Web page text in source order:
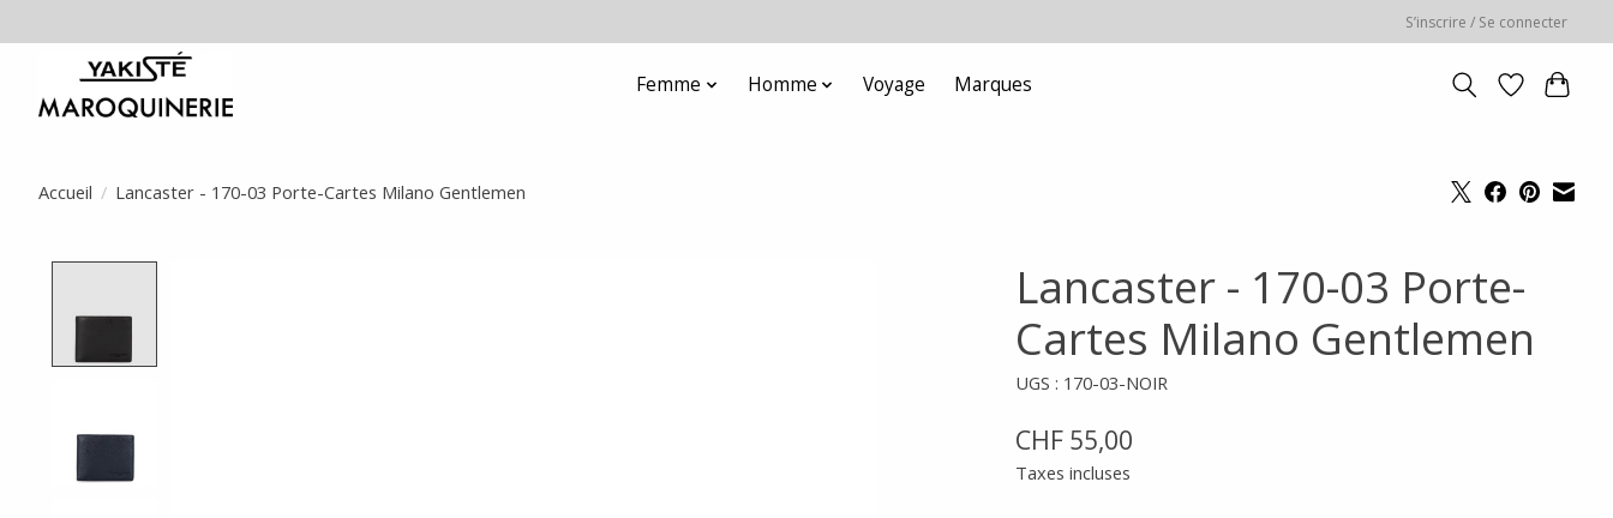
S’inscrire / Se connecter
Femme Homme Voyage Marques
Accueil / Lancaster - 170-03 Porte-Cartes Milano Gentlemen
Lancaster - 170-03 Porte-
Cartes Milano Gentlemen
UGS : 170-03-NOIR
CHF 55,00
Taxes incluses